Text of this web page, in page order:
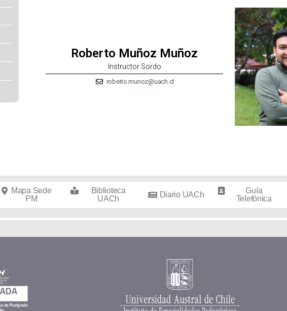
Roberto Muñoz Muñoz
Instructor Sordo
roberto.munoz@uach.cl
Mapa Sede
PM
Biblioteca
UACh
Diario UACh
Guía
Telefónica